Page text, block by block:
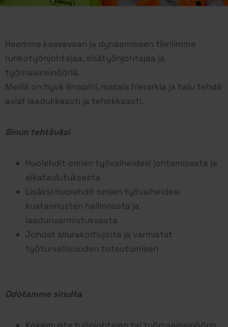
Haemme kasvavaan ja dynaamiseen tiimiimme
runkotyönjohtajaa, sisätyönjohtajaa ja
työmaainsinööriä.
Meillä on hyvä ilmapiiri, matala hierarkia ja halu tehdä
asiat laadukkaasti ja tehokkaasti.
Sinun tehtäväsi
Huolehdit omien työvaiheidesi johtamisesta ja
aikataulutuksesta
Lisäksi huolehdit omien työvaiheidesi
kustannusten hallinnasta ja
laadunvarmistuksesta
Johdat aliurakoitsijoita ja varmistat
työturvallisuuden toteutumisen
Odotamme sinulta